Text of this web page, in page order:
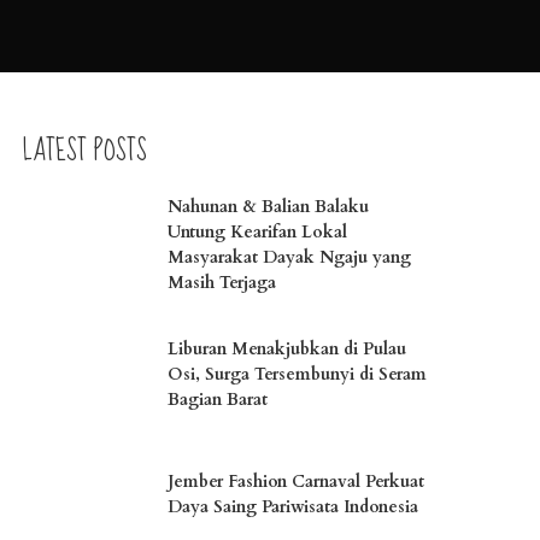
LATEST POSTS
Nahunan & Balian Balaku
Untung Kearifan Lokal
Masyarakat Dayak Ngaju yang
Masih Terjaga
Liburan Menakjubkan di Pulau
Osi, Surga Tersembunyi di Seram
Bagian Barat
Jember Fashion Carnaval Perkuat
Daya Saing Pariwisata Indonesia